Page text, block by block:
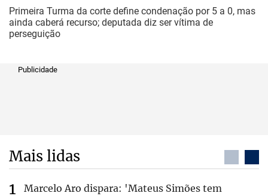
Primeira Turma da corte define condenação por 5 a 0, mas
ainda caberá recurso; deputada diz ser vítima de
perseguição
Publicidade
Mais lidas
Marcelo Aro dispara: 'Mateus Simões tem